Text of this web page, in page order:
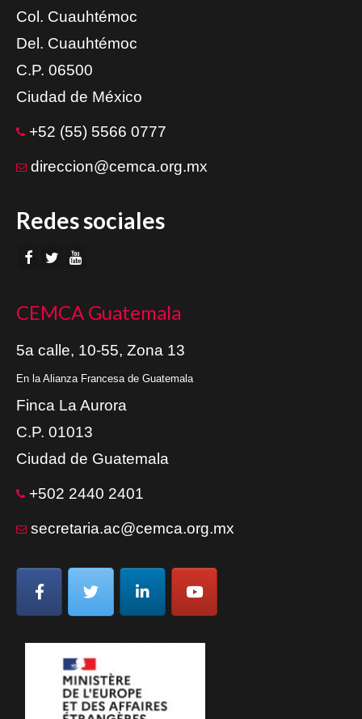
Col. Cuauhtémoc
Del. Cuauhtémoc
C.P. 06500
Ciudad de México
+52 (55) 5566 0777
direccion@cemca.org.mx
Redes sociales
CEMCA Guatemala
5a calle, 10-55, Zona 13
En la Alianza Francesa de Guatemala
Finca La Aurora
C.P. 01013
Ciudad de Guatemala
+502 2440 2401
secretaria.ac@cemca.org.mx